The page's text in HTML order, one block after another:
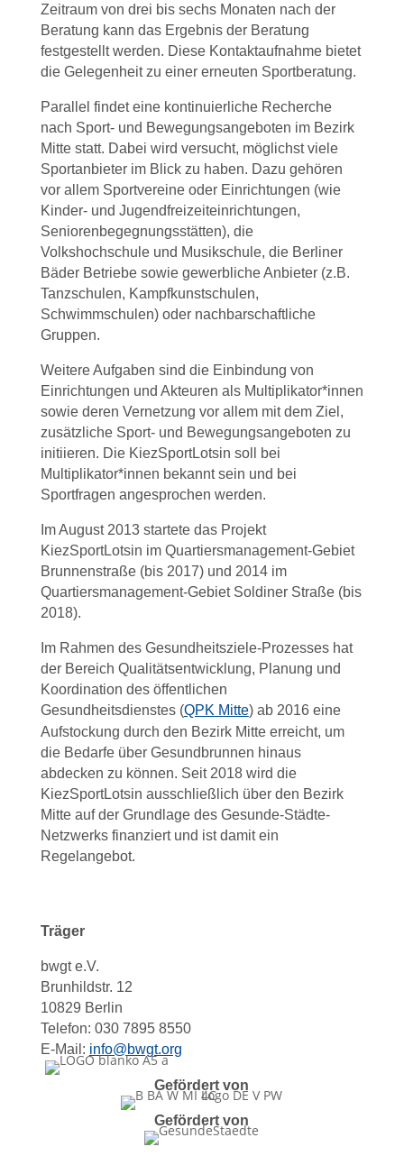
Zeitraum von drei bis sechs Monaten nach der
Beratung kann das Ergebnis der Beratung
festgestellt werden. Diese Kontaktaufnahme bietet
die Gelegenheit zu einer erneuten Sportberatung.
Parallel findet eine kontinuierliche Recherche
nach Sport- und Bewegungsangeboten im Bezirk
Mitte statt. Dabei wird versucht, möglichst viele
Sportanbieter im Blick zu haben. Dazu gehören
vor allem Sportvereine oder Einrichtungen (wie
Kinder- und Jugendfreizeiteinrichtungen,
Seniorenbegegnungsstätten), die
Volkshochschule und Musikschule, die Berliner
Bäder Betriebe sowie gewerbliche Anbieter (z.B.
Tanzschulen, Kampfkunstschulen,
Schwimmschulen) oder nachbarschaftliche
Gruppen.
Weitere Aufgaben sind die Einbindung von
Einrichtungen und Akteuren als Multiplikator*innen
sowie deren Vernetzung vor allem mit dem Ziel,
zusätzliche Sport- und Bewegungsangeboten zu
initiieren. Die KiezSportLotsin soll bei
Multiplikator*innen bekannt sein und bei
Sportfragen angesprochen werden.
Im August 2013 startete das Projekt
KiezSportLotsin im Quartiersmanagement-Gebiet
Brunnenstraße (bis 2017) und 2014 im
Quartiersmanagement-Gebiet Soldiner Straße (bis
2018).
Im Rahmen des Gesundheitsziele-Prozesses hat
der Bereich Qualitätsentwicklung, Planung und
Koordination des öffentlichen
Gesundheitsdienstes (QPK Mitte) ab 2016 eine
Aufstockung durch den Bezirk Mitte erreicht, um
die Bedarfe über Gesundbrunnen hinaus
abdecken zu können. Seit 2018 wird die
KiezSportLotsin ausschließlich über den Bezirk
Mitte auf der Grundlage des Gesunde-Städte-
Netzwerks finanziert und ist damit ein
Regelangebot.
Träger
bwgt e.V.
Brunhildstr. 12
10829 Berlin
Telefon: 030 7895 8550
E-Mail: info@bwgt.org
Gefördert von
Gefördert von